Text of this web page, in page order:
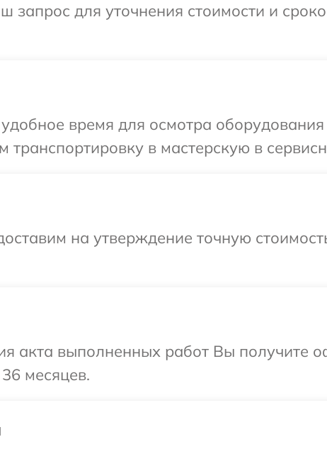
запрос для уточнения стоимости и
время для осмотра оборудования
в мастерскую в
на утверждение точную
акта выполненных работ Вы получите
месяцев.